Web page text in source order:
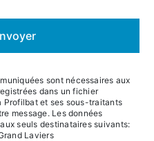
sont nécessaires aux
dans un fichier
Profilbat et ses sous-traitants
message. Les données
seuls destinataires suivants:
Laviers